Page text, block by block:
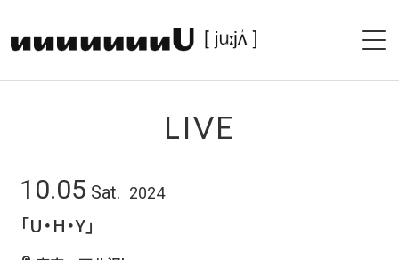
LIVE
10.05 Sat. 2024
「U・H・Y」